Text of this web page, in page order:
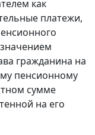
как
платежи,
гражданина на
пенсионному
сумме
на его